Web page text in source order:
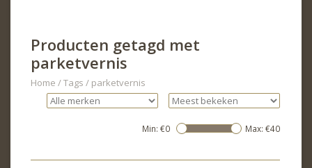
Producten getagd met
parketvernis
Home /Tags / parketvernis
Min: €0 Max: €40